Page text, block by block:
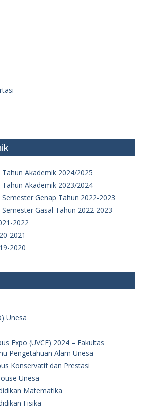
Tahun Akademik 2024/2025
Tahun Akademik 2023/2024
Genap Tahun 2022-2023
Gasal Tahun 2022-2023
2022
2021
2020
Unesa
Expo (UVCE) 2024 – Fakultas
Pengetahuan Alam Unesa
Konservatif dan Prestasi
Unesa
Matematika
Fisika